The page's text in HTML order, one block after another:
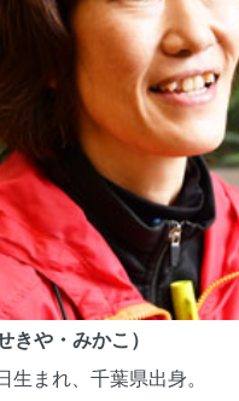
きや・みかこ）
生まれ、千葉県出身。